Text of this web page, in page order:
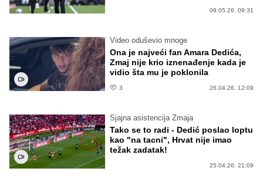
09.05.26. 09:31
Video oduševio mnoge
Ona je najveći fan Amara Dedića,
Zmaj nije krio iznenađenje kada je
vidio šta mu je poklonila
3 26.04.26. 12:09
Sjajna asistencija Zmaja
Tako se to radi - Dedić poslao loptu
kao "na tacni", Hrvat nije imao
težak zadatak!
25.04.26. 21:09